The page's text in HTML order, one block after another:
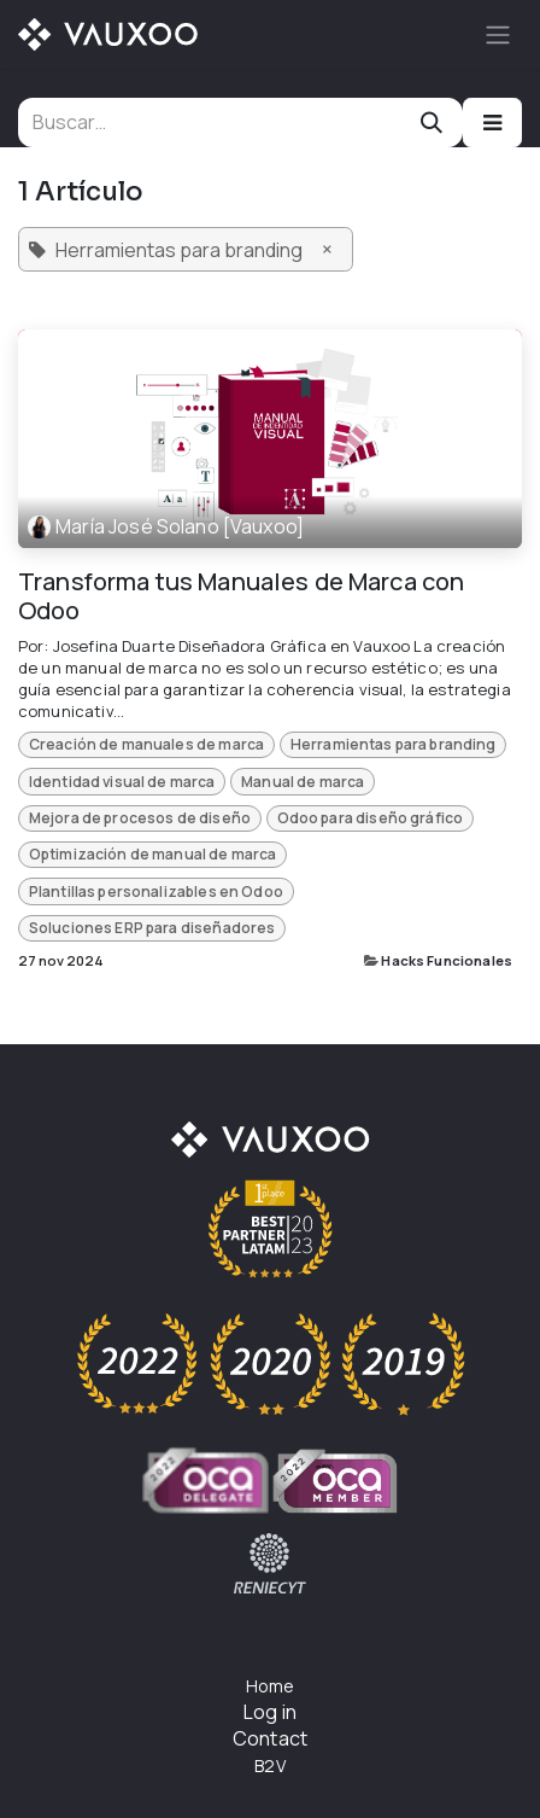
Ir al contenido
1 Artículo
Herramientas para branding ×
María José Solano [Vauxoo]
Transforma tus Manuales de Marca con
Odoo
Por: Josefina Duarte Diseñadora Gráfica en Vauxoo La creación
de un manual de marca no es solo un recurso estético; es una
guía esencial para garantizar la coherencia visual, la estrategia
comunicativ...
Creación de manuales de marca
Herramientas para branding
Identidad visual de marca
Manual de marca
Mejora de procesos de diseño
Odoo para diseño gráfico
Optimización de manual de marca
Plantillas personalizables en Odoo
Soluciones ERP para diseñadores
27 nov 2024 Hacks Funcionales
Home
Log in
Contact
B2V